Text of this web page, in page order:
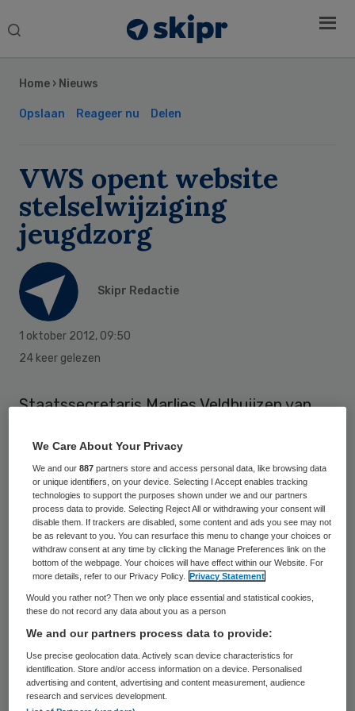
Search
Home › Nieuws
Opslaan Reageer nu Delen
VWS opent website
stelselwijziging
jeugdzorg
Skipr Redactie
1 oktober 2012, 09:50
24 keer gelezen
Staatssecretaris Marlies Veldhuijzen van
website www.voordejeugd.nl gelanceerd.
De site biedt informatie voor iedereen die
zich bezighoudt met de jeugdzorg en dus
te maken krijgt met de stelselwijziging in de
jeugdzorg.
Stelselwijziging jeugdzorg
Gemeenten worden vanaf 1 januari 2015
verantwoordelijk voor alle ondersteuning,
hulp en zorg voor jeugd en ouders, zowel
Sidebar
We Care About Your Privacy
We and our887 partners store and access personal data, like browsing data
or unique identifiers, on your device. Selecting I Accept enables tracking
technologies to support the purposes shown under we and our partners
process data to provide. Selecting Reject All or withdrawing your consent will
disable them. If trackers are disabled, some content and ads you see may not
be as relevant to you. You can resurface this menu to change your choices or
withdraw consent at any time by clicking the Manage Preferences link on the
bottom of the webpage. Your choices will have effect within our Website. For
more details, refer to our Privacy Policy.
Privacy Statement
Would you rather not? Then we only place essential and statistical cookies,
these do not record any data about you as a person
We and our partners process data to provide:
Use precise geolocation data. Actively scan device characteristics for
identification. Store and/or access information on a device. Personalised
advertising and content, advertising and content measurement, audience
research and services development.